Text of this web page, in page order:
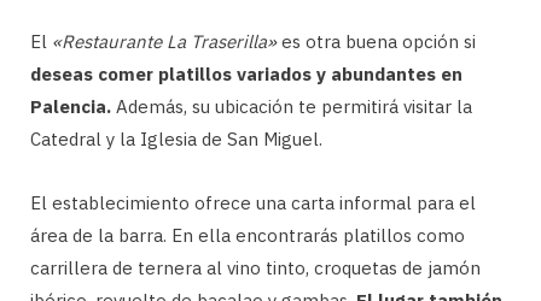
El «Restaurante La Traserilla»es otra buena opción si
deseas comer platillos variados y abundantes en
Palencia. Además, su ubicación te permitirá visitar la
Catedral y la Iglesia de San Miguel.
El establecimiento ofrece una carta informal para el
área de la barra. En ella encontrarás platillos como
carrillera de ternera al vino tinto, croquetas de jamón